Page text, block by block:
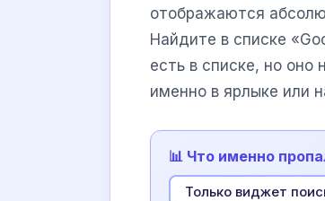
отображаются
Найдите в списке
есть в списке, но оно
именно в ярлыке или
📊 Что именно
Только виджет